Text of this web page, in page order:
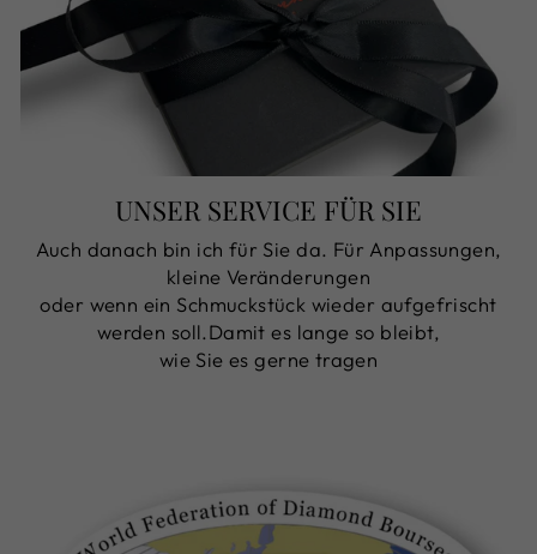
UNSER SERVICE FÜR SIE
Auch danach bin ich für Sie da. Für Anpassungen,
kleine Veränderungen
oder wenn ein Schmuckstück wieder aufgefrischt
werden soll.Damit es lange so bleibt,
wie Sie es gerne tragen